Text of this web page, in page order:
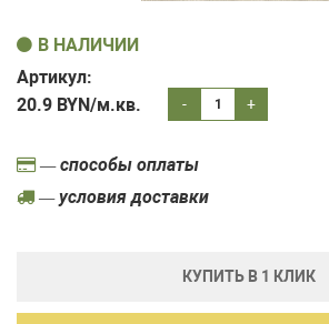
В НАЛИЧИИ
Артикул:
20.9 BYN/м.кв. - +
— способы оплаты
— условия доставки
КУПИТЬ В 1 КЛИК